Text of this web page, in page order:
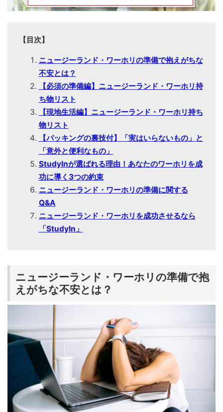
【目次】
ニュージーランド・ワーホリの準備で抱えがちな
不安とは？
【必須の準備編】ニュージーランド・ワーホリ持
ち物リスト
【現地生活編】ニュージーランド・ワーホリ持ち
物リスト
【パッキングの裏技付】「実はいらないもの」と
「意外と便利なもの」
StudyInが選ばれる理由！あなたのワーホリを成
功に導く3つの約束
ニュージーランド・ワーホリの準備に関する
Q&A
ニュージーランド・ワーホリを成功させるなら
「StudyIn」
ニュージーランド・ワーホリの準備で抱
えがちな不安とは？